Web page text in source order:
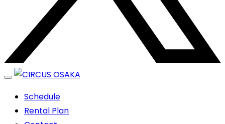
CIRCUS OSAKA
エンターテイメントスペース
Schedule
Rental Plan